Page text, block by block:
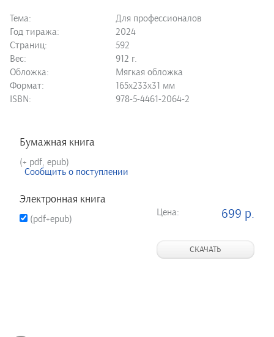
Тема:
Для профессионалов
Год тиража:
2024
Страниц:
592
Вес:
912 г.
Обложка:
Мягкая обложка
Формат:
165х233х31 мм
ISBN:
978-5-4461-2064-2
Бумажная книга
(+ pdf, epub)
Сообщить о поступлении
Электронная книга
(pdf+epub)
Цена: 699 р.
СКАЧАТЬ